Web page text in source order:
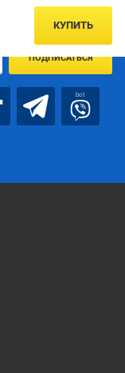
КУПИТЬ
об акцияx и
ПОДПИСАТЬСЯ
bot